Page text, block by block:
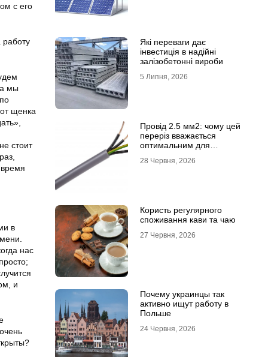
с его
мы
щенка
стоит
в
нас
и
Які переваги дає
інвестиція в надійні
залізобетонні вироби
5 Липня, 2026
Провід 2.5 мм2: чому цей
переріз вважається
оптимальним для
28 Червня, 2026
Користь регулярного
споживання кави та чаю
27 Червня, 2026
Почему украинцы так
активно ищут работу в
Польше
24 Червня, 2026